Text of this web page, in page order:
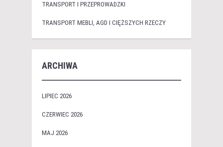
TRANSPORT I PRZEPROWADZKI
TRANSPORT MEBLI, AGD I CIĘŻSZYCH RZECZY
ARCHIWA
LIPIEC 2026
CZERWIEC 2026
MAJ 2026